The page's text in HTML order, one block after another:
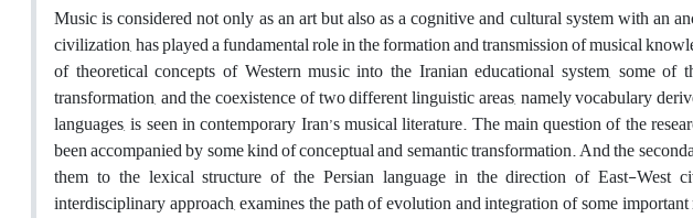
Music is considered not only as an art but also as a cognitive and cultural system with an
civilization, has played a fundamental role in the formation and transmission of musical
of theoretical concepts of Western music into the Iranian educational system, some
transformation, and the coexistence of two different linguistic areas, namely vocabulary
languages, is seen in contemporary Iran’s musical literature. The main question of the
been accompanied by some kind of conceptual and semantic transformation. And the
them to the lexical structure of the Persian language in the direction of East-West
interdisciplinary approach, examines the path of evolution and integration of some